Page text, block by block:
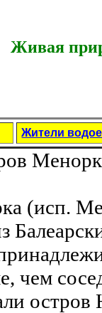
Живая
Жители
(исп.
чем
остров